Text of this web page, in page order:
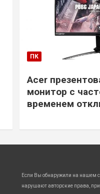
ПК
Acer
монитор с
временем
Если Вы обнаружили на нашем
нарушают авторские права,